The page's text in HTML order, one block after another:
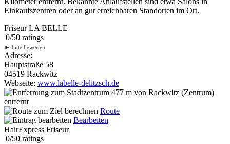
Einkaufszentren oder an gut erreichbaren Standorten im Ort.
Friseur LA BELLE
0/50 ratings
► bitte bewerten
Adresse:
Hauptstraße 58
04519 Rackwitz
Webseite: www.labelle-delitzsch.de
477 m von Rackwitz (Zentrum)
entfernt
Route
Bearbeiten
HairExpress Friseur
0/50 ratings